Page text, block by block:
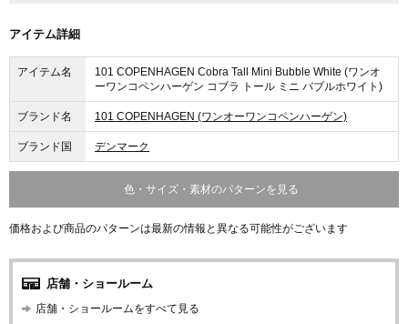
アイテム詳細
アイテム名
101 COPENHAGEN Cobra Tall Mini Bubble White (ワンオ
ーワンコペンハーゲン コブラ トール ミニ バブルホワイト)
ブランド名 101 COPENHAGEN (ワンオーワンコペンハーゲン)
ブランド国 デンマーク
色・サイズ・素材のパターンを見る
価格および商品のパターンは最新の情報と異なる可能性がございます
店舗・ショールーム
店舗・ショールームをすべて見る